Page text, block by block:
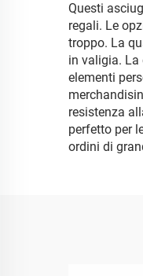
Questi
regali. Le
troppo. La
in valigia. La
elementi
resistenza
perfetto per
ordini di